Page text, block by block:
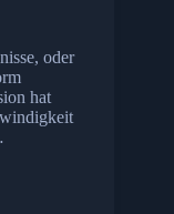
oder
hat